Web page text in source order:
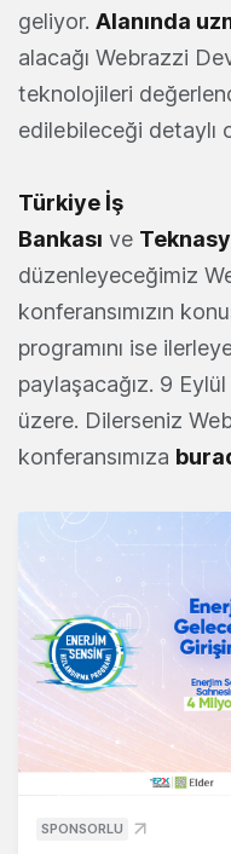
geliyor. Alanında
alacağı Webrazzi
teknolojileri
edilebileceği detaylı
Türkiye İş
Bankası ve
düzenleyeceğimiz
konferansımızın
programını ise
paylaşacağız. 9
üzere. Dilerseniz
konferansımıza
SPONSORLU